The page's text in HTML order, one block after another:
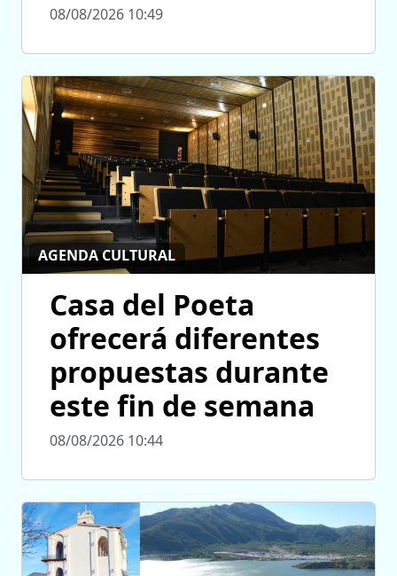
08/08/2026 10:49
AGENDA CULTURAL
Casa del Poeta
ofrecerá diferentes
propuestas durante
este fin de semana
08/08/2026 10:44